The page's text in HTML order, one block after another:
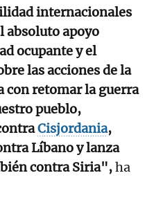
internacionales
absoluto apoyo
ocupante y el
las acciones de la
con retomar la guerra
pueblo,
Cisjordania,
Líbano y lanza
contra Siria",ha